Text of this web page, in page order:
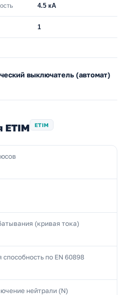
4.5 кА
1
выключатель (автомат)
ETIM ETIM
(кривая тока)
по EN 60898
нейтрали (N)